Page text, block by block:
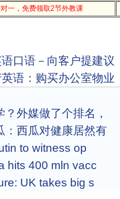
对一，免费领取2节外教课
口语－向客户提建议
语：购买办公室物业
外媒做了个排名，
：西瓜对健康居然有
to witness op
hits 400 mln vacc
UK takes big s